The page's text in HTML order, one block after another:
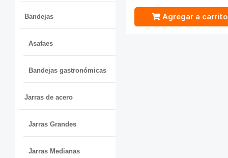
Bandejas
Asafaes
Bandejas gastronómicas
Jarras de acero
Jarras Grandes
Jarras Medianas
Agregar a carrito